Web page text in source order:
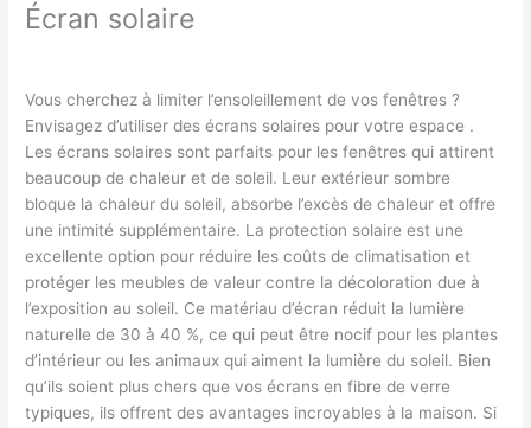
Écran solaire
Vous cherchez à limiter l’ensoleillement de vos fenêtres ?
Envisagez d’utiliser des écrans solaires pour votre espace .
Les écrans solaires sont parfaits pour les fenêtres qui attirent
beaucoup de chaleur et de soleil. Leur extérieur sombre
bloque la chaleur du soleil, absorbe l’excès de chaleur et offre
une intimité supplémentaire. La protection solaire est une
excellente option pour réduire les coûts de climatisation et
protéger les meubles de valeur contre la décoloration due à
l’exposition au soleil. Ce matériau d’écran réduit la lumière
naturelle de 30 à 40 %, ce qui peut être nocif pour les plantes
d’intérieur ou les animaux qui aiment la lumière du soleil. Bien
qu’ils soient plus chers que vos écrans en fibre de verre
typiques, ils offrent des avantages incroyables à la maison. Si